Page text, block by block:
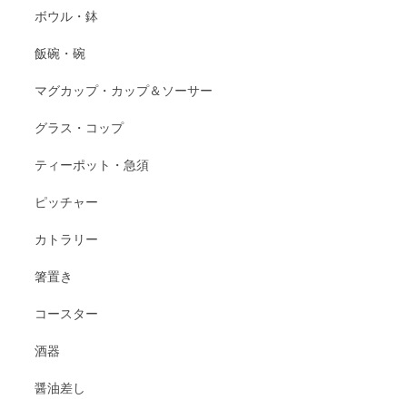
ボウル・鉢
飯碗・碗
マグカップ・カップ＆ソーサー
グラス・コップ
ティーポット・急須
ピッチャー
カトラリー
箸置き
コースター
酒器
醤油差し